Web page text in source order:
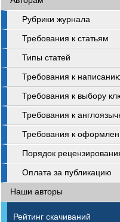
Рубрики журнала
Требования к статьям
Типы статей
Требования к
Требования к выбору
Требования к
Требования к
Порядок
Оплата за публикацию
Наши авторы
Рейтинг скачиваний